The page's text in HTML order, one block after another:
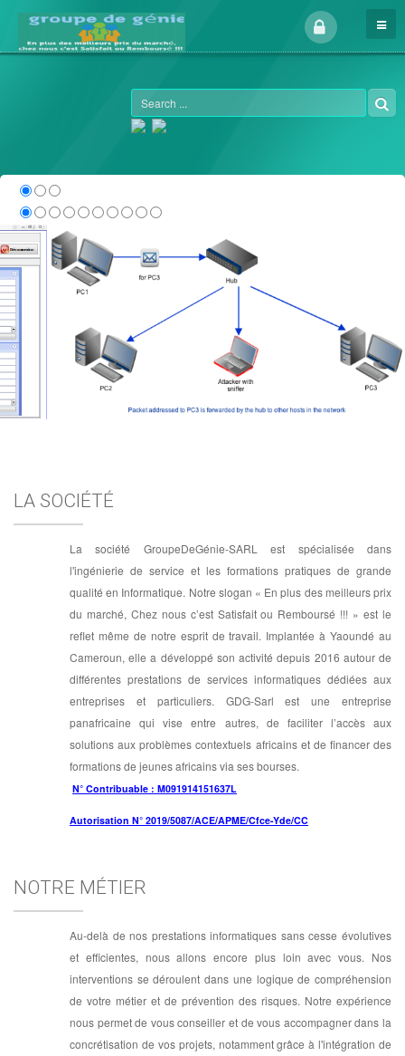
LA SOCIÉTÉ
La société GroupeDeGénie-SARL est spécialisée dans
l'ingénierie de service et les formations pratiques de grande
qualité en Informatique. Notre slogan « En plus des meilleurs prix
du marché, Chez nous c’est Satisfait ou Remboursé !!! » est le
reflet même de notre esprit de travail. Implantée à Yaoundé au
Cameroun, elle a développé son activité depuis 2016 autour de
différentes prestations de services informatiques dédiées aux
entreprises et particuliers. GDG-Sarl est une entreprise
panafricaine qui vise entre autres, de faciliter l’accès aux
solutions aux problèmes contextuels africains et de financer des
formations de jeunes africains via ses bourses.
N° Contribuable : M091914151637L
Autorisation N° 2019/5087/ACE/APME/Cfce-Yde/CC
NOTRE MÉTIER
Au-delà de nos prestations informatiques sans cesse évolutives
et efficientes, nous allons encore plus loin avec vous. Nos
interventions se déroulent dans une logique de compréhension
de votre métier et de prévention des risques. Notre expérience
nous permet de vous conseiller et de vous accompagner dans la
concrétisation de vos projets, notamment grâce à l'intégration de